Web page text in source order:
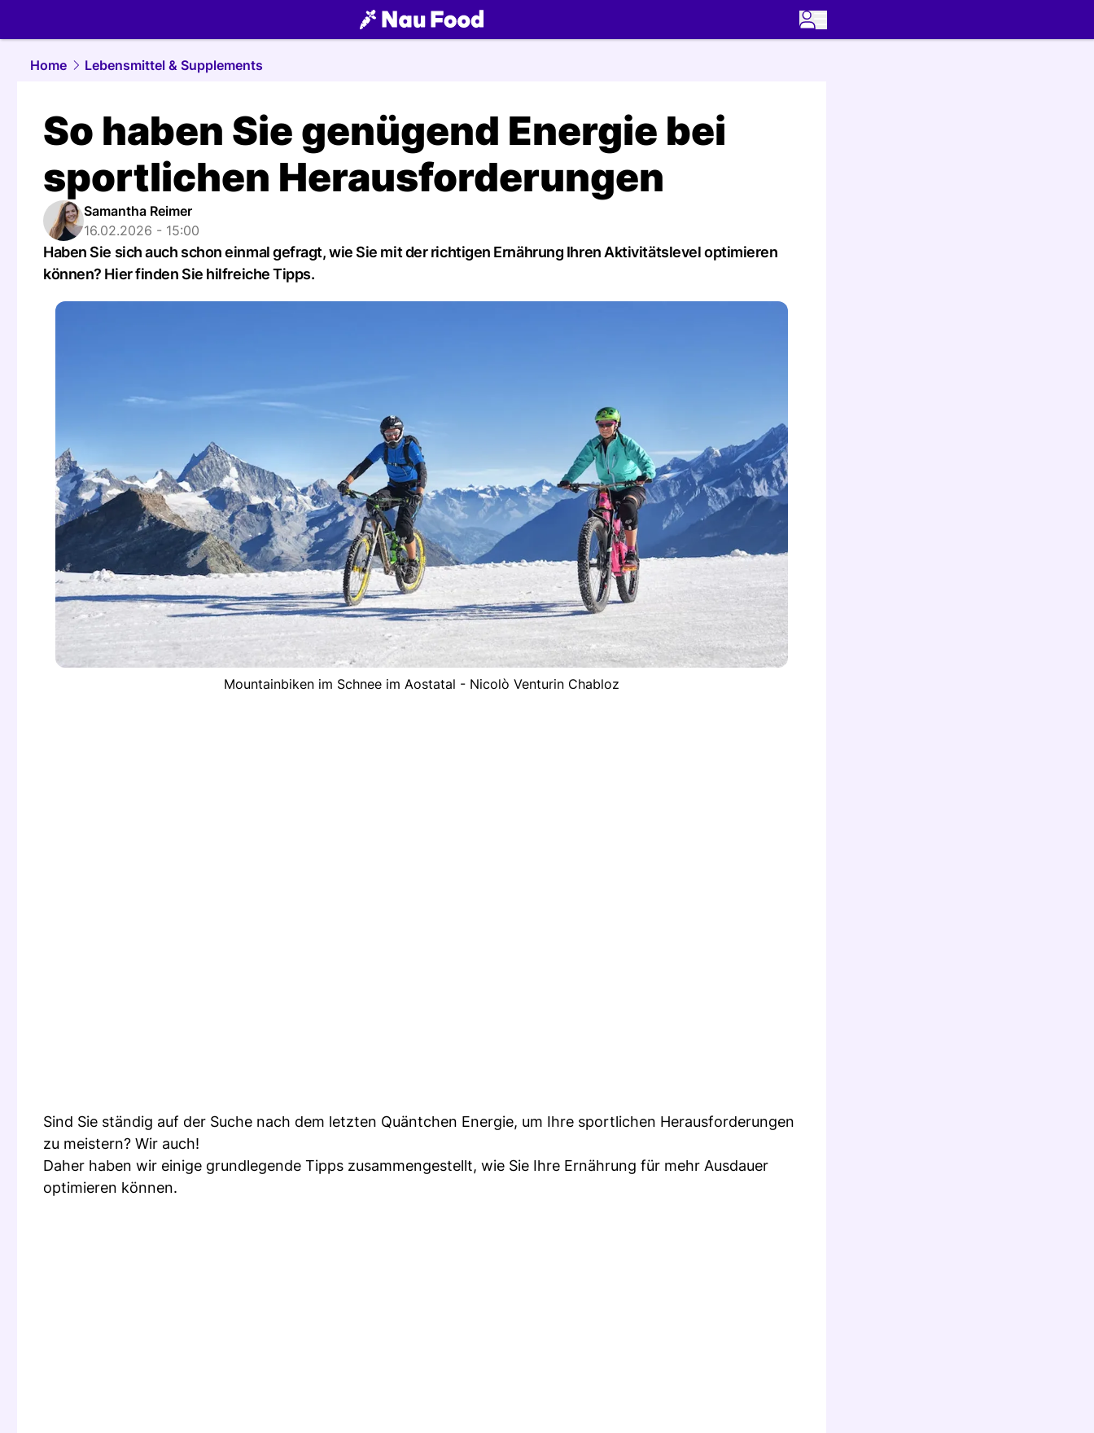
food.NAU.ch
Home
Lebensmittel & Supplements
So haben Sie genügend Energie bei
sportlichen Herausforderungen
Samantha Reimer
16.02.2026 - 15:00
Haben Sie sich auch schon einmal gefragt, wie Sie mit der richtigen Ernährung Ihren Aktivitätslevel optimieren
können? Hier finden Sie hilfreiche Tipps.
Mountainbiken im Schnee im Aostatal - Nicolò Venturin Chabloz
Sind Sie ständig auf der Suche nach dem letzten Quäntchen Energie, um Ihre sportlichen Herausforderungen
zu meistern? Wir auch!
Daher haben wir einige grundlegende Tipps zusammengestellt, wie Sie Ihre Ernährung für mehr Ausdauer
optimieren können.